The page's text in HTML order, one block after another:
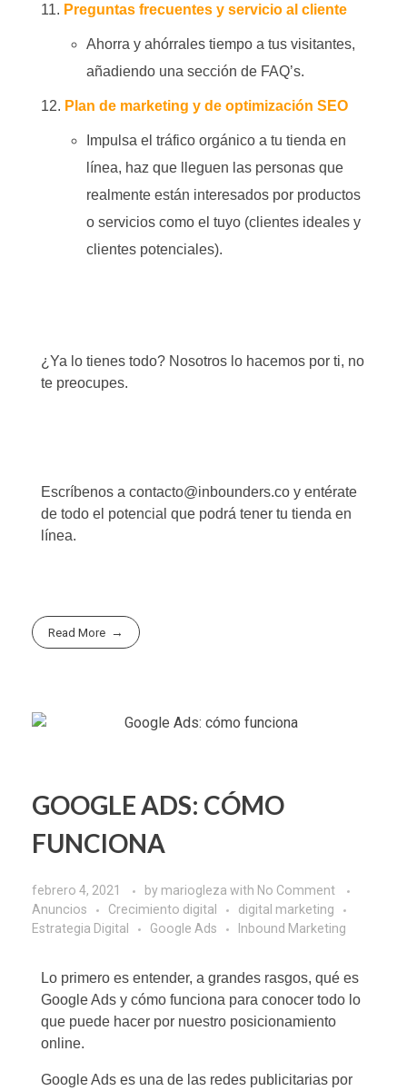
Preguntas frecuentes y servicio al cliente
Ahorra y ahórrales tiempo a tus visitantes,
añadiendo una sección de FAQ’s.
Plan de marketing y de optimización SEO
Impulsa el tráfico orgánico a tu tienda en
línea, haz que lleguen las personas que
realmente están interesados por productos
o servicios como el tuyo (clientes ideales y
clientes potenciales).
¿Ya lo tienes todo? Nosotros lo hacemos por ti, no
te preocupes.
Escríbenos a contacto@inbounders.co y entérate
de todo el potencial que podrá tener tu tienda en
línea.
Read More
GOOGLE ADS: CÓMO
FUNCIONA
febrero 4, 2021 by mariogleza with No Comment
Anuncios
Crecimiento digital
digital marketing
Estrategia Digital
Google Ads Inbound Marketing
Lo primero es entender, a grandes rasgos, qué es
Google Ads y cómo funciona para conocer todo lo
que puede hacer por nuestro posicionamiento
online.
Google Ads es una de las redes publicitarias por